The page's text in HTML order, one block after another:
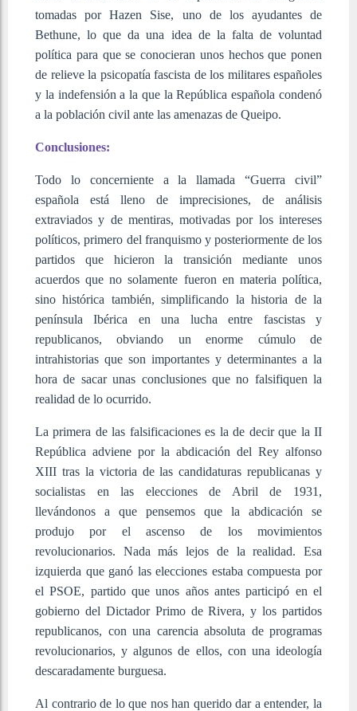
tomadas por Hazen Sise, uno de los ayudantes de
Bethune, lo que da una idea de la falta de voluntad
política para que se conocieran unos hechos que ponen
de relieve la psicopatía fascista de los militares españoles
y la indefensión a la que la República española condenó
a la población civil ante las amenazas de Queipo.
Conclusiones:
Todo lo concerniente a la llamada “Guerra civil”
española está lleno de imprecisiones, de análisis
extraviados y de mentiras, motivadas por los intereses
políticos, primero del franquismo y posteriormente de los
partidos que hicieron la transición mediante unos
acuerdos que no solamente fueron en materia política,
sino histórica también, simplificando la historia de la
península Ibérica en una lucha entre fascistas y
republicanos, obviando un enorme cúmulo de
intrahistorias que son importantes y determinantes a la
hora de sacar unas conclusiones que no falsifiquen la
realidad de lo ocurrido.
La primera de las falsificaciones es la de decir que la II
República adviene por la abdicación del Rey alfonso
XIII tras la victoria de las candidaturas republicanas y
socialistas en las elecciones de Abril de 1931,
llevándonos a que pensemos que la abdicación se
produjo por el ascenso de los movimientos
revolucionarios. Nada más lejos de la realidad. Esa
izquierda que ganó las elecciones estaba compuesta por
el PSOE, partido que unos años antes participó en el
gobierno del Dictador Primo de Rivera, y los partidos
republicanos, con una carencia absoluta de programas
revolucionarios, y algunos de ellos, con una ideología
descaradamente burguesa.
Al contrario de lo que nos han querido dar a entender, la